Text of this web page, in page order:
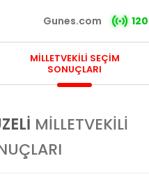
Gunes.com 120
MİLLETVEKİLİ SEÇİM
SONUÇLARI
MİLLETVEKİLİ